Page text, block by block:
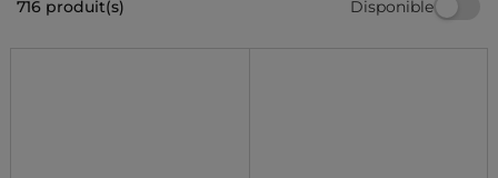
716 produit(s) Disponible